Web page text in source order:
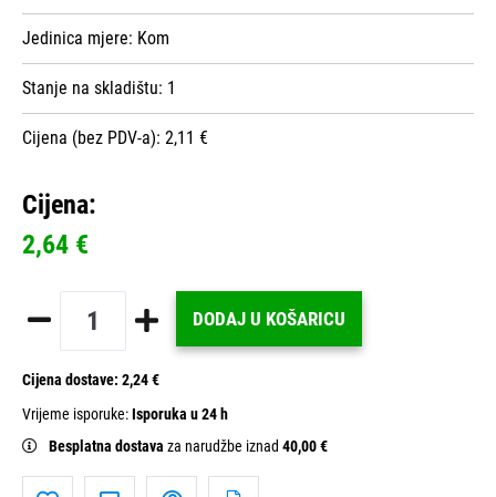
Jedinica mjere: Kom
Stanje na skladištu: 1
Cijena (bez PDV-a): 2,11 €
Cijena:
2,64 €
DODAJ U KOŠARICU
Cijena dostave: 2,24 €
Vrijeme isporuke:Isporuka u 24 h
Besplatna dostava za narudžbe iznad 40,00 €